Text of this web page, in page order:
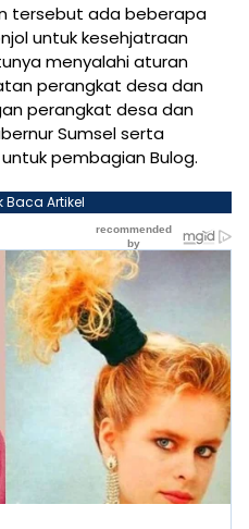
tersebut ada beberapa
untuk kesehjatraan
menyalahi aturan
perangkat desa dan
perangkat desa dan
Sumsel serta
pembagian Bulog.
Baca Artikel